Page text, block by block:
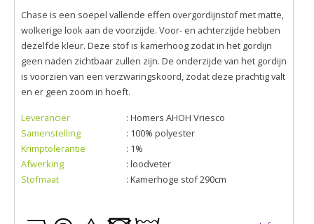
Chase is een soepel vallende effen overgordijnstof met matte,
wolkerige look aan de voorzijde. Voor- en achterzijde hebben
dezelfde kleur. Deze stof is kamerhoog zodat in het gordijn
geen naden zichtbaar zullen zijn. De onderzijde van het gordijn
is voorzien van een verzwaringskoord, zodat deze prachtig valt
en er geen zoom in hoeft.
Leverancier
: Homers AHOH Vriesco
Samenstelling
: 100% polyester
Krimptolerantie
: 1%
Afwerking
: loodveter
Stofmaat
: Kamerhoge stof 290cm